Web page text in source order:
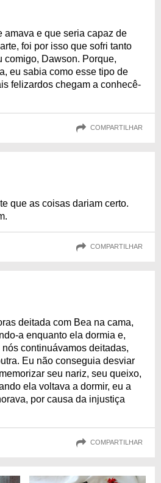
amava e que seria capaz de
foi por isso que sofri tanto
comigo, Dawson. Porque,
eu sabia como esse tipo de
felizardos chegam a conhecê-
COMPARTILHAR
que as coisas dariam certo.
COMPARTILHAR
deitada com Bea na cama,
a enquanto ela dormia e,
continuávamos deitadas,
Eu não conseguia desviar
seu nariz, seu queixo,
ela voltava a dormir, eu a
por causa da injustiça
COMPARTILHAR